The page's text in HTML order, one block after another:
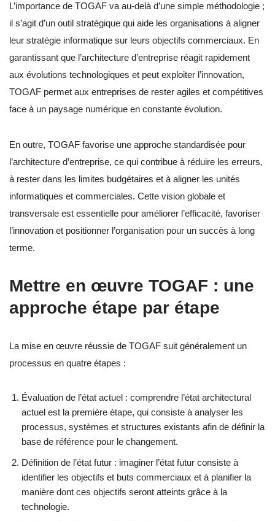
L’importance de TOGAF va au-delà d’une simple méthodologie ;
il s’agit d’un outil stratégique qui aide les organisations à aligner
leur stratégie informatique sur leurs objectifs commerciaux. En
garantissant que l’architecture d’entreprise réagit rapidement
aux évolutions technologiques et peut exploiter l’innovation,
TOGAF permet aux entreprises de rester agiles et compétitives
face à un paysage numérique en constante évolution.
En outre, TOGAF favorise une approche standardisée pour
l’architecture d’entreprise, ce qui contribue à réduire les erreurs,
à rester dans les limites budgétaires et à aligner les unités
informatiques et commerciales. Cette vision globale et
transversale est essentielle pour améliorer l’efficacité, favoriser
l’innovation et positionner l’organisation pour un succès à long
terme.
Mettre en œuvre TOGAF : une
approche étape par étape
La mise en œuvre réussie de TOGAF suit généralement un
processus en quatre étapes :
Évaluation de l’état actuel : comprendre l’état architectural
actuel est la première étape, qui consiste à analyser les
processus, systèmes et structures existants afin de définir la
base de référence pour le changement.
Définition de l’état futur : imaginer l’état futur consiste à
identifier les objectifs et buts commerciaux et à planifier la
manière dont ces objectifs seront atteints grâce à la
technologie.